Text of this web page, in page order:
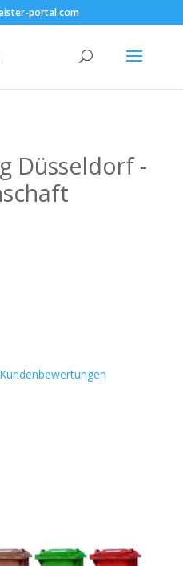
portal.com
Düsseldorf -
Kundenbewertungen